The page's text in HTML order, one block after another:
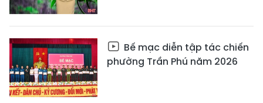
Bế mạc diễn tập tác chiến
phường Trần Phú năm 2026